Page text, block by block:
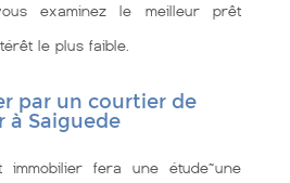
examinez le meilleur prêt
le plus faible.
par un courtier de
à Saiguede
fera une étude~une